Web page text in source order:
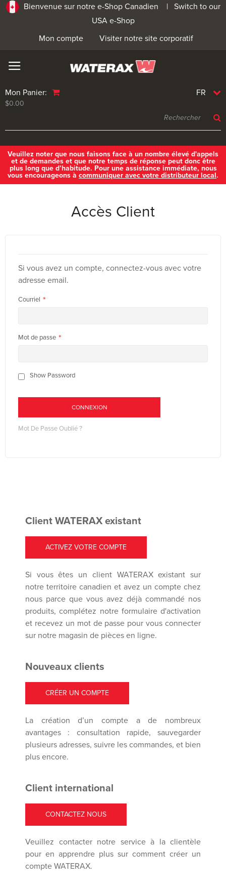
Bienvenue sur notre e-Shop Canadien | Switch to our
USA e-Shop
Visiter notre site corporatif
Mon compte
FR
Mon Panier:
$0.00
Veuillez noter que nous faisons face à un nombre élevé d'appels
et de demandes et que notre temps de réponse peut donc être
plus long que d’habitude. Pour une assistance immédiate, nous
vous encourageons à communiquer avec votre distributeur local.
Accès Client
Si vous avez un compte, connectez-vous avec votre
adresse email.
Courriel
Mot de passe
Show Password
CONNEXION
Mot De Passe Oublié ?
Client WATERAX existant
ACTIVEZ VOTRE COMPTE
Si vous êtes un client WATERAX existant sur
notre territoire canadien et avez un compte chez
nous parce que vous avez déjà commandé nos
produits, complétez notre formulaire d'activation
et recevez un mot de passe pour vous connecter
sur notre magasin de pièces en ligne.
Nouveaux clients
CRÉER UN COMPTE
La création d’un compte a de nombreux
avantages : consultation rapide, sauvegarder
plusieurs adresses, suivre les commandes, et bien
plus encore.
Client international
CONTACTEZ NOUS
Veuillez contacter notre service à la clientèle
pour en apprendre plus sur comment créer un
compte WATERAX.